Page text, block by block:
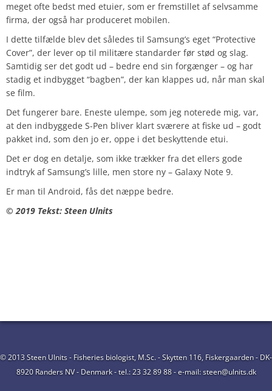
meget ofte bedst med etuier, som er fremstillet af selvsamme
firma, der også har produceret mobilen.
I dette tilfælde blev det således til Samsung’s eget “Protective
Cover”, der lever op til militære standarder før stød og slag.
Samtidig ser det godt ud – bedre end sin forgænger – og har
stadig et indbygget “bagben”, der kan klappes ud, når man skal
se film.
Det fungerer bare. Eneste ulempe, som jeg noterede mig, var,
at den indbyggede S-Pen bliver klart sværere at fiske ud – godt
pakket ind, som den jo er, oppe i det beskyttende etui.
Det er dog en detalje, som ikke trækker fra det ellers gode
indtryk af Samsung’s lille, men store ny – Galaxy Note 9.
Er man til Android, fås det næppe bedre.
© 2019 Tekst: Steen Ulnits
© 2013 Steen Ulnits - Fisheries biologist, M.Sc. - Skytten 116, Fiskergaarden - DK-
8920 Randers NV - Denmark - tel.: 23 32 89 88 - e-mail: steen@ulnits.dk